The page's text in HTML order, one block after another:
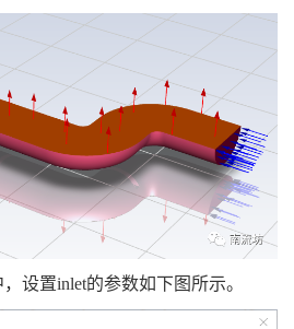
设置inlet的参数如下图所示。